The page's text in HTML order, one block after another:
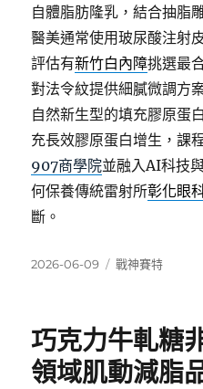
自體脂肪隆乳，結合抽脂
醫美通常使用玻尿酸注射
評估有新竹白內障挑選最
對法令紋提供細膩微調方
自然新生型的填充膠原蛋
充長效膠原蛋白增生，課
907商學院並融入AI科技
何保養傳統雷射所彰化眼
斷。
發
2026-06-09
分
戰神賽特
巧克力牛軋糖
領域肌動減脂